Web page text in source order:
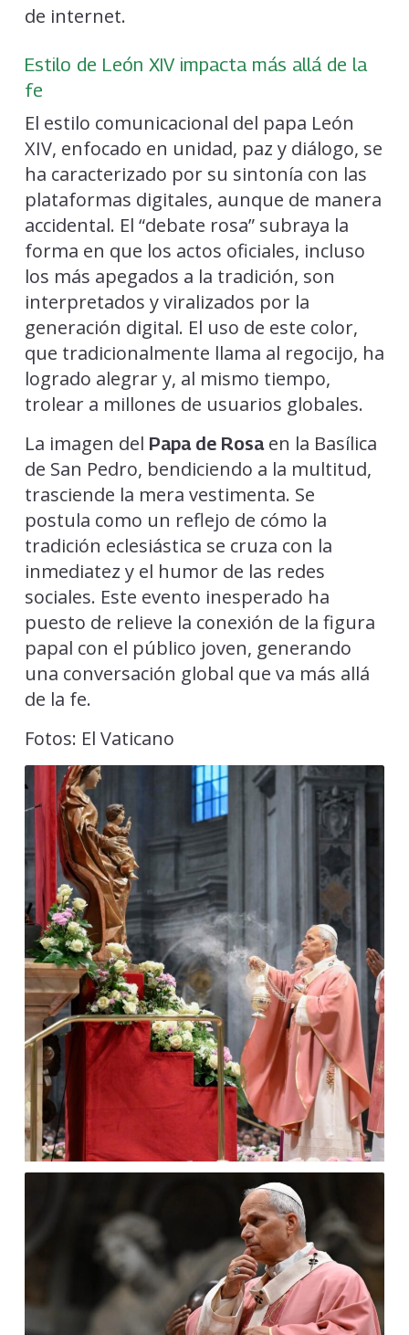
de internet.
Estilo de León XIV impacta más allá de la
fe
El estilo comunicacional del papa León
XIV, enfocado en unidad, paz y diálogo, se
ha caracterizado por su sintonía con las
plataformas digitales, aunque de manera
accidental. El “debate rosa” subraya la
forma en que los actos oficiales, incluso
los más apegados a la tradición, son
interpretados y viralizados por la
generación digital. El uso de este color,
que tradicionalmente llama al regocijo, ha
logrado alegrar y, al mismo tiempo,
trolear a millones de usuarios globales.
La imagen del Papa de Rosaen la Basílica
de San Pedro, bendiciendo a la multitud,
trasciende la mera vestimenta. Se
postula como un reflejo de cómo la
tradición eclesiástica se cruza con la
inmediatez y el humor de las redes
sociales. Este evento inesperado ha
puesto de relieve la conexión de la figura
papal con el público joven, generando
una conversación global que va más allá
de la fe.
Fotos: El Vaticano